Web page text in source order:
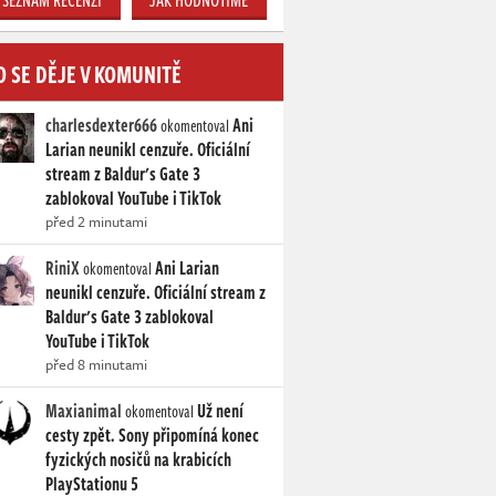
SE DĚJE V KOMUNITĚ
charlesdexter666okomentovalAni
Larian neunikl cenzuře. Oficiální
stream z Baldur's Gate 3
zablokoval YouTube i TikTok
před 2 minutami
RiniXokomentovalAni Larian
neunikl cenzuře. Oficiální stream z
Baldur's Gate 3 zablokoval
YouTube i TikTok
před 8 minutami
MaxianimalokomentovalUž není
cesty zpět. Sony připomíná konec
fyzických nosičů na krabicích
PlayStationu 5